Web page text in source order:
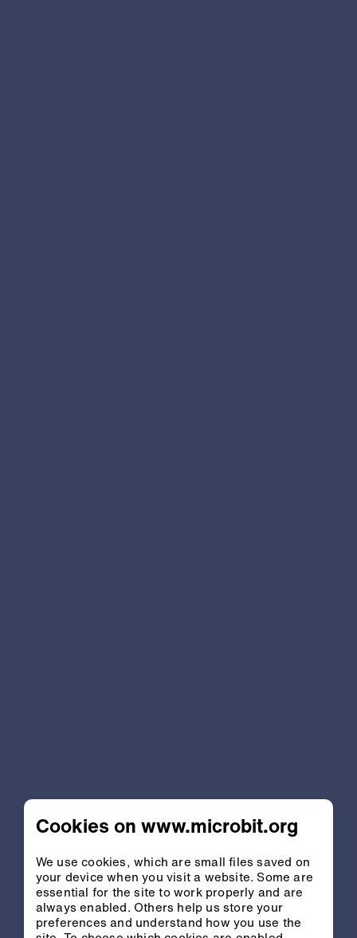
Cookies on www.microbit.org
We use cookies, which are small files saved on
your device when you visit a website. Some are
essential for the site to work properly and are
always enabled. Others help us store your
preferences and understand how you use the